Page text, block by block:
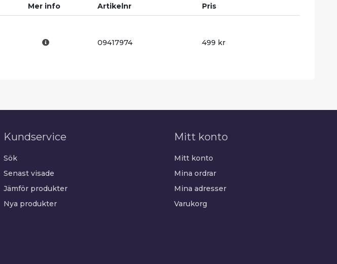
Mer info Artikelnr Pris
09417974 499 kr
Kundservice
Sök
Senast visade
Jämför produkter
Nya produkter
Mitt konto
Mitt konto
Mina ordrar
Mina adresser
Varukorg